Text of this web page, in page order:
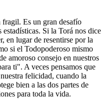
Es un gran desafío
Si la Torá nos dice
en lugar de resentirse por la
si el Todopoderoso mismo
amoroso consejo en nuestros
ti". A veces pensamos que
felicidad, cuando la
bien a las dos partes de
para toda la vida.